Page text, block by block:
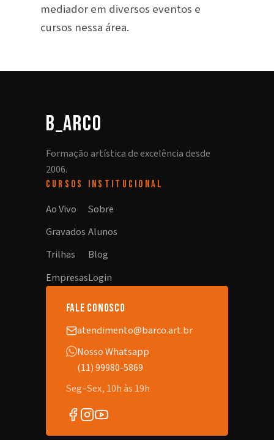
mediador em diversos eventos e
cursos nessa área.
b_arco
Formação artística de excelência desde
2006.
CURSOS
Ao Vivo
Gravados
Trilhas
Empresas
INSTITUCIONAL
Sobre
Alunos
Blog
Login
fale conosco
atendimento@barco.art.br
Nosso Whatsapp
(11) 99980-5869
Seg–Sex, 10h às 19h